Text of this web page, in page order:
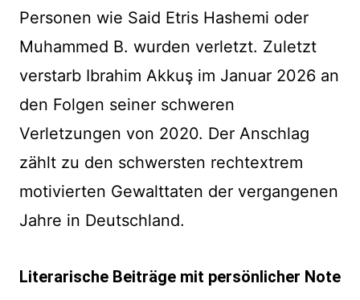
Personen wie Said Etris Hashemi oder
Muhammed B. wurden verletzt. Zuletzt
verstarb Ibrahim Akkuş im Januar 2026 an
den Folgen seiner schweren
Verletzungen von 2020. Der Anschlag
zählt zu den schwersten rechtextrem
motivierten Gewalttaten der vergangenen
Jahre in Deutschland.
Literarische Beiträge mit persönlicher Note